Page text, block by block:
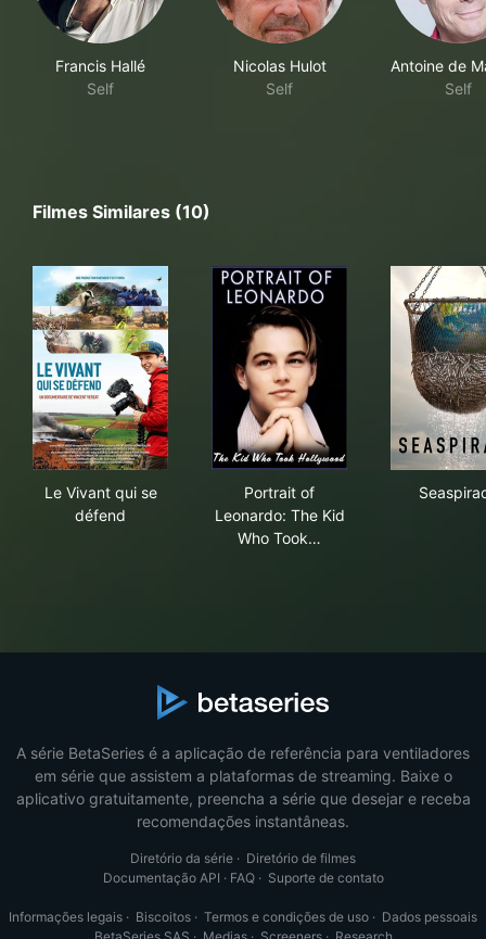
Francis Hallé
Self
Nicolas Hulot
Self
Antoine de
Self
Filmes Similares (10)
Le Vivant qui se
défend
Portrait of
Leonardo: The Kid
Who Took…
A série BetaSeries é a aplicação de referência para ventiladores
em série que assistem a plataformas de streaming. Baixe o
aplicativo gratuitamente, preencha a série que desejar e receba
recomendações instantâneas.
Diretório da série · Diretório de filmes
Documentação API · FAQ· Suporte de contato
Informações legais · Biscoitos · Termos e condições de uso · Dados pessoais